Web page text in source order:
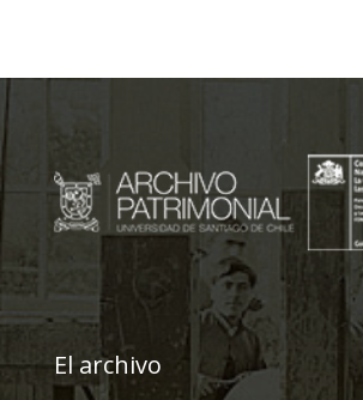
El archivo